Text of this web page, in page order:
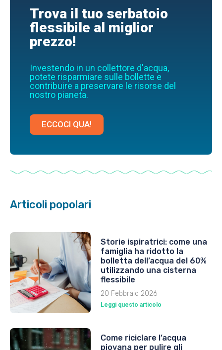
Trova il tuo serbatoio
flessibile al miglior
prezzo!
Investendo in un collettore d'acqua,
potete risparmiare sulle bollette e
contribuire a preservare le risorse del
nostro pianeta.
ECCOCI QUA!
Articoli popolari
Storie ispiratrici: come una
famiglia ha ridotto la
bolletta dell’acqua del 60%
utilizzando una cisterna
flessibile
20 Febbraio 2026
Leggi questo articolo
Come riciclare l’acqua
piovana per pulire gli